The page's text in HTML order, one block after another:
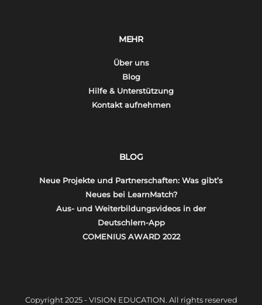
MEHR
Über uns
Blog
Hilfe & Unterstützung
Kontakt aufnehmen
BLOG
Neue Projekte und Partnerschaften: Was gibt’s
Neues bei LearnMatch?
Aus- und Weiterbildungsvideos in der
Deutschlern-App
COMENIUS AWARD 2022
Copyright 2025 - VISION EDUCATION. All rights reserved